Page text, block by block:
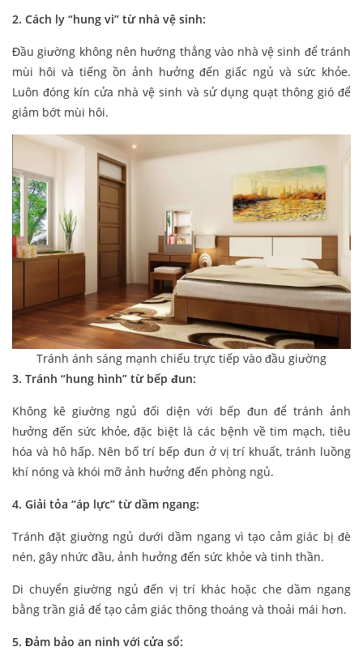
2. Cách ly “hung vi” từ nhà vệ sinh:
Đầu giường không nên hướng thẳng vào nhà vệ sinh để tránh
mùi hôi và tiếng ồn ảnh hưởng đến giấc ngủ và sức khỏe.
Luôn đóng kín cửa nhà vệ sinh và sử dụng quạt thông gió để
giảm bớt mùi hôi.
Tránh ánh sáng mạnh chiếu trực tiếp vào đầu giường
3. Tránh “hung hình” từ bếp đun:
Không kê giường ngủ đối diện với bếp đun để tránh ảnh
hưởng đến sức khỏe, đặc biệt là các bệnh về tim mạch, tiêu
hóa và hô hấp. Nên bố trí bếp đun ở vị trí khuất, tránh luồng
khí nóng và khói mỡ ảnh hưởng đến phòng ngủ.
4. Giải tỏa “áp lực” từ dầm ngang:
Tránh đặt giường ngủ dưới dầm ngang vì tạo cảm giác bị đè
nén, gây nhức đầu, ảnh hưởng đến sức khỏe và tinh thần.
Di chuyển giường ngủ đến vị trí khác hoặc che dầm ngang
bằng trần giả để tạo cảm giác thông thoáng và thoải mái hơn.
5. Đảm bảo an ninh với cửa sổ: